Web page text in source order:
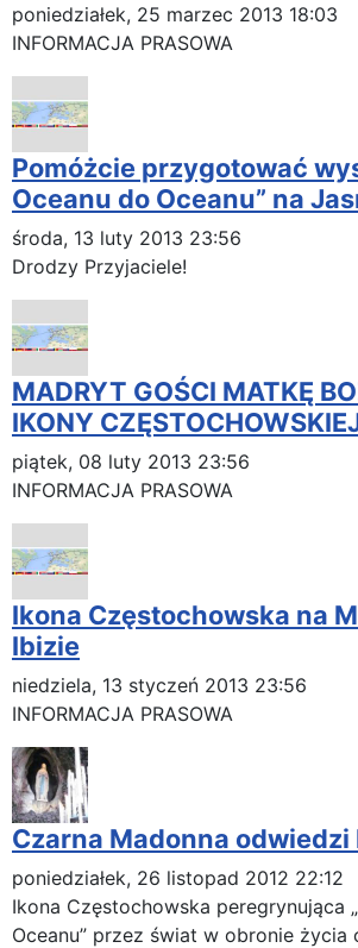
poniedziałek, 25 marzec 2013 18:03
INFORMACJA PRASOWA
Pomóżcie przygotować
Oceanu do Oceanu” na
środa, 13 luty 2013 23:56
Drodzy Przyjaciele!
MADRYT GOŚCI MATKĘ
IKONY
piątek, 08 luty 2013 23:56
INFORMACJA PRASOWA
Ikona Częstochowska na
Ibizie
niedziela, 13 styczeń 2013 23:56
INFORMACJA PRASOWA
Czarna Madonna odwiedzi
poniedziałek, 26 listopad 2012 22:12
Ikona Częstochowska peregrynująca
Oceanu” przez świat w obronie życia